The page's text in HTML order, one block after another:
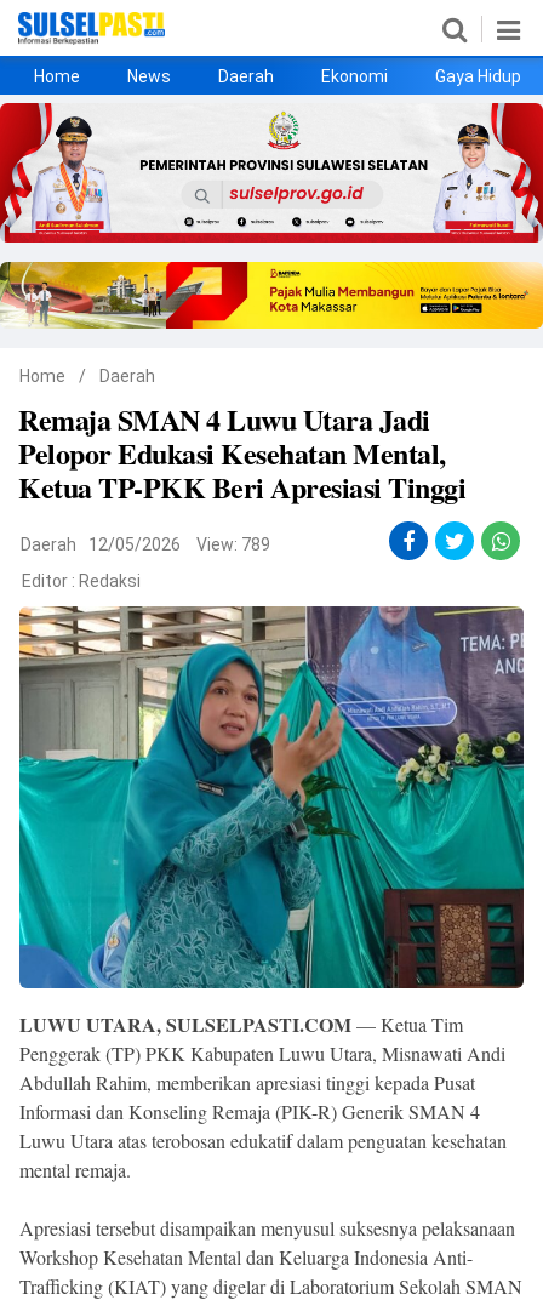
Home
News
Daerah
Ekonomi
Gaya Hidup
Kesehatan
Metro
Nasional
Hukrim
Olahraga
Politik
UMKM
Opini
©
Copyright
2026
Sulselpasti.com
.
Reserved
Home News Daerah Ekonomi Gaya Hidup
Home / Daerah
Remaja SMAN 4 Luwu Utara Jadi
Pelopor Edukasi Kesehatan Mental,
Ketua TP-PKK Beri Apresiasi Tinggi
Daerah 12/05/2026
View: 789
Editor : Redaksi
LUWU UTARA, SULSELPASTI.COM— Ketua Tim
Penggerak (TP) PKK Kabupaten Luwu Utara, Misnawati Andi
Abdullah Rahim, memberikan apresiasi tinggi kepada Pusat
Informasi dan Konseling Remaja (PIK-R) Generik SMAN 4
Luwu Utara atas terobosan edukatif dalam penguatan kesehatan
mental remaja.
Apresiasi tersebut disampaikan menyusul suksesnya pelaksanaan
Workshop Kesehatan Mental dan Keluarga Indonesia Anti-
Trafficking (KIAT) yang digelar di Laboratorium Sekolah SMAN